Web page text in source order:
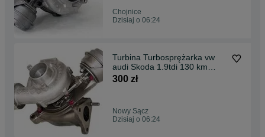
Chojnice
Dzisiaj o 06:24
Turbina Turbosprężarka vw
audi Skoda 1.9tdi 130 km
AWX AFV BGW 130km
300 zł
Nowy Sącz
Dzisiaj o 06:24